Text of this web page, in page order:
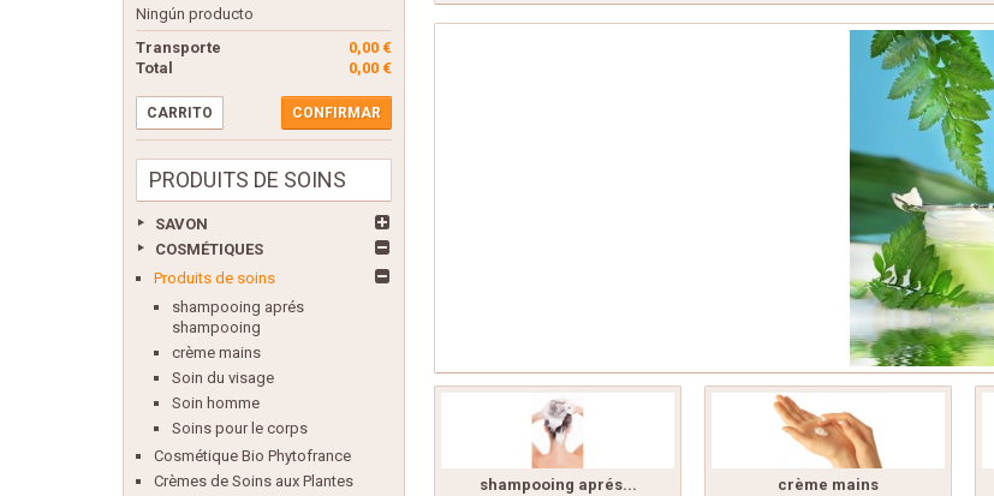
Ningún producto
0,00 €
Transporte
0,00 €
Total
CARRITO CONFIRMAR
PRODUITS DE SOINS
SAVON
COSMÉTIQUES
Produits de soins
shampooing aprés
shampooing
crème mains
Soin du visage
Soin homme
Soins pour le corps
Cosmétique Bio Phytofrance
Crèmes de Soins aux Plantes
shampooing aprés... crème mains